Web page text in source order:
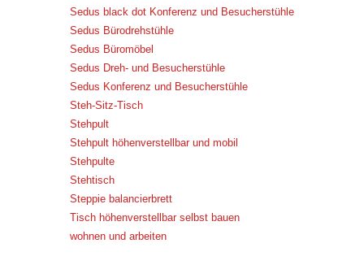
Sedus black dot Konferenz und Besucherstühle
Sedus Bürodrehstühle
Sedus Büromöbel
Sedus Dreh- und Besucherstühle
Sedus Konferenz und Besucherstühle
Steh-Sitz-Tisch
Stehpult
Stehpult höhenverstellbar und mobil
Stehpulte
Stehtisch
Steppie balancierbrett
Tisch höhenverstellbar selbst bauen
wohnen und arbeiten